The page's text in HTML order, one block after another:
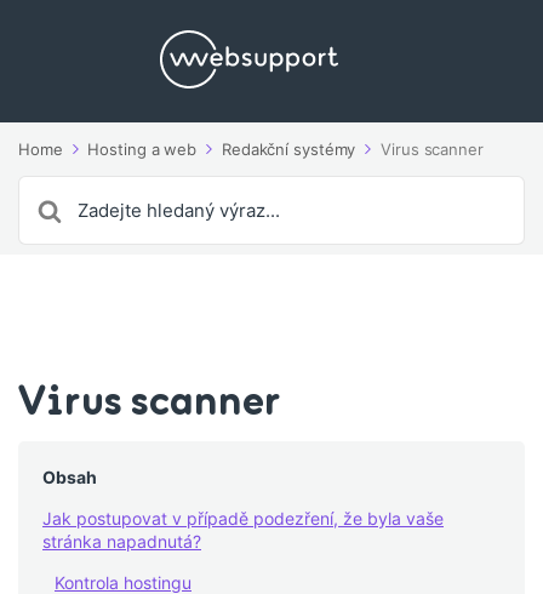
Home Hosting a web Redakční systémy Virus scanner
For
Virus scanner
Obsah
Jak postupovat v případě podezření, že byla vaše
stránka napadnutá?
Kontrola hostingu